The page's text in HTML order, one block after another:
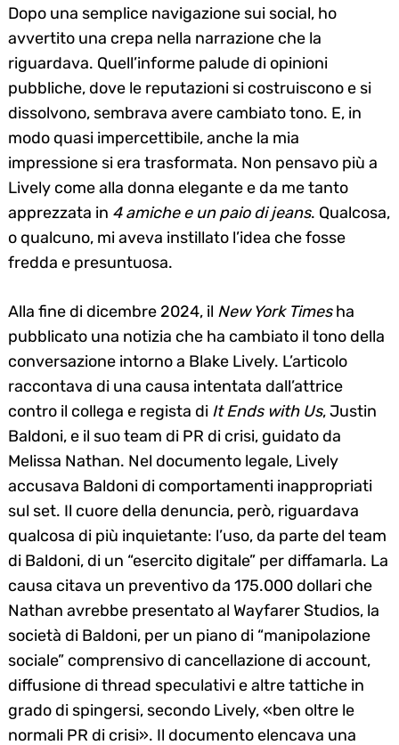
Dopo una semplice navigazione sui social, ho
avvertito una crepa nella narrazione che la
riguardava. Quell’informe palude di opinioni
pubbliche, dove le reputazioni si costruiscono e si
dissolvono, sembrava avere cambiato tono. E, in
modo quasi impercettibile, anche la mia
impressione si era trasformata. Non pensavo più a
Lively come alla donna elegante e da me tanto
apprezzata in 4 amiche e un paio di jeans. Qualcosa,
o qualcuno, mi aveva instillato l’idea che fosse
fredda e presuntuosa.
Alla fine di dicembre 2024, il New York Timesha
pubblicato una notizia che ha cambiato il tono della
conversazione intorno a Blake Lively. L’articolo
raccontava di una causa intentata dall’attrice
contro il collega e regista di It Ends with Us, Justin
Baldoni, e il suo team di PR di crisi, guidato da
Melissa Nathan. Nel documento legale, Lively
accusava Baldoni di comportamenti inappropriati
sul set. Il cuore della denuncia, però, riguardava
qualcosa di più inquietante: l’uso, da parte del team
di Baldoni, di un “esercito digitale” per diffamarla. La
causa citava un preventivo da 175.000 dollari che
Nathan avrebbe presentato al Wayfarer Studios, la
società di Baldoni, per un piano di “manipolazione
sociale” comprensivo di cancellazione di account,
diffusione di thread speculativi e altre tattiche in
grado di spingersi, secondo Lively, «ben oltre le
normali PR di crisi». Il documento elencava una